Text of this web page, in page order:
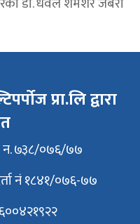
प्रा.लि द्वारा
न. ७३८/०७६/७७
नं १८४१/०७६-७७